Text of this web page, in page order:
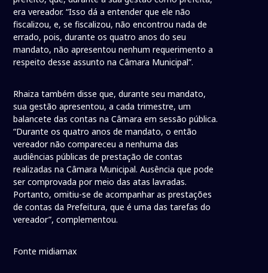
era vereador. “Isso dá a entender que ele não
fiscalizou, e, se fiscalizou, não encontrou nada de
errado, pois, durante os quatro anos do seu
mandato, não apresentou nenhum requerimento a
respeito desse assunto na Câmara Municipal”.
Rhaiza também disse que, durante seu mandato,
sua gestão apresentou, a cada trimestre, um
balancete das contas na Câmara em sessão pública.
“Durante os quatro anos de mandato, o então
vereador não compareceu a nenhuma das
audiências públicas de prestação de contas
realizadas na Câmara Municipal. Ausência que pode
ser comprovada por meio das atas lavradas.
Portanto, omitiu-se de acompanhar as prestações
de contas da Prefeitura, que é uma das tarefas do
vereador”, complementou.
Fonte midiamax